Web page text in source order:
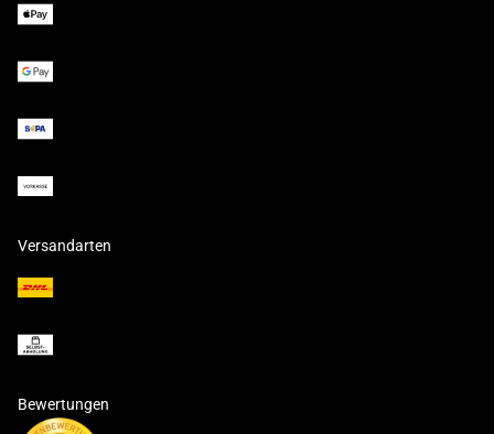
Versandarten
Bewertungen